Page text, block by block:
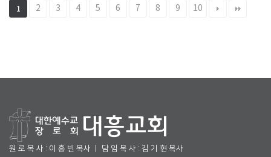
1 2 3 4 5 6 7 8 9 10
원 로 목 사 : 이 흥 빈 목사 ㅣ 담 임 목 사 : 김 기 현 목사